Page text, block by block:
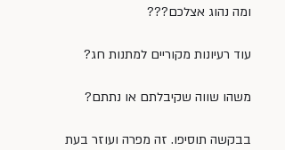
ומה נהוג אצלכם???
עוד רעיונות מקוריים למתנות חג?
משהו שווה שקיבלתם או נתתם?
בבקשה תוסיפו. זה מפרה ועוזר בעת